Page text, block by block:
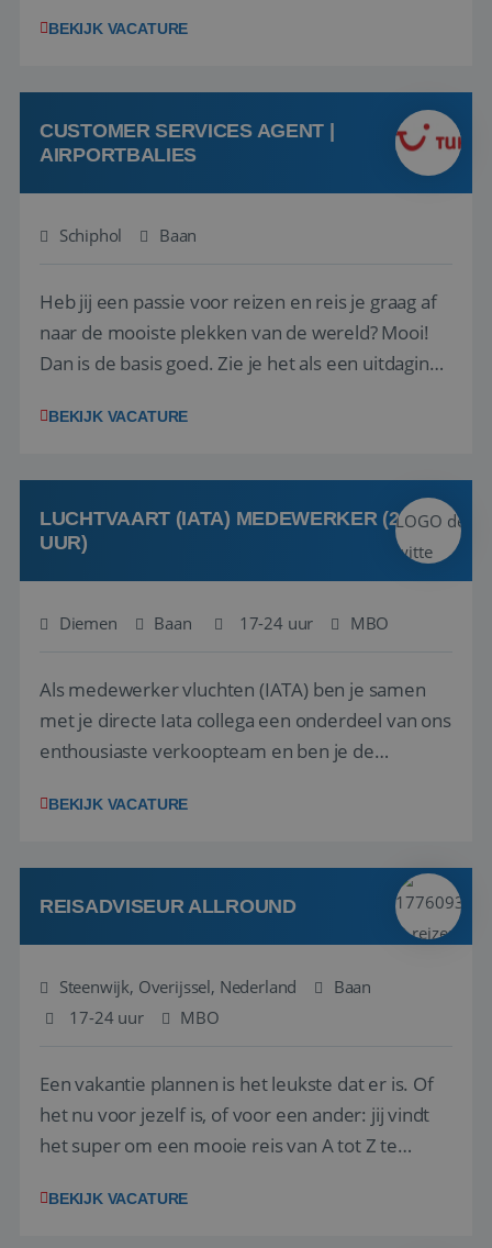
vinden. Samen maken we van elke reis een
hebt in de reisbranche of j...
BEKIJK VACATURE
CUSTOMER SERVICES AGENT |
AIRPORTBALIES
Schiphol Baan
Heb jij een passie voor reizen en reis je graag af
naar de mooiste plekken van de wereld? Mooi!
Dan is de basis goed. Zie je het als een uitdaging
het samenstellen en boeken van de perfecte
deze onderdelen zijn nu samen gevoegd...
BEKIJK VACATURE
LUCHTVAART (IATA) MEDEWERKER (24-32
UUR)
Diemen Baan 17-24 uur MBO
Als medewerker vluchten (IATA) ben je samen
met je directe Iata collega een onderdeel van ons
enthousiaste verkoopteam en ben je de
en tarieven waar je collega’s niet uitkomen.
kwaliteitsbewaking van alles wat met IATA te m...
BEKIJK VACATURE
REISADVISEUR ALLROUND
Steenwijk, Overijssel, Nederland
Baan
17-24 uur
MBO
Een vakantie plannen is het leukste dat er is. Of
het nu voor jezelf is, of voor een ander: jij vindt
het super om een mooie reis van A tot Z te
vakantiegangers de meest prachtige plekjes op
BEKIJK VACATURE